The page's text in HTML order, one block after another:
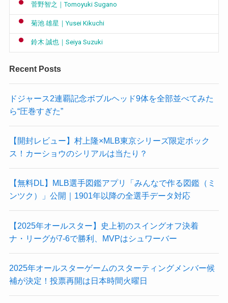
菅野智之｜Tomoyuki Sugano
菊池 雄星｜Yusei Kikuchi
鈴木 誠也｜Seiya Suzuki
Recent Posts
ドジャース2連覇記念ボブルヘッド9体を全部並べてみた
ら“圧巻すぎた”
【開封レビュー】村上隆×MLB東京シリーズ限定ボック
ス！カーショウのシリアルは当たり？
【無料DL】MLB選手図鑑アプリ「みんなで作る図鑑（ミ
ンツク）」公開｜1901年以降の全選手データ対応
【2025年オールスター】史上初のスイングオフ決着
ナ・リーグが7-6で勝利、MVPはシュワーバー
2025年オールスターゲームのスターティングメンバー候
補が決定！投票再開は日本時間火曜日